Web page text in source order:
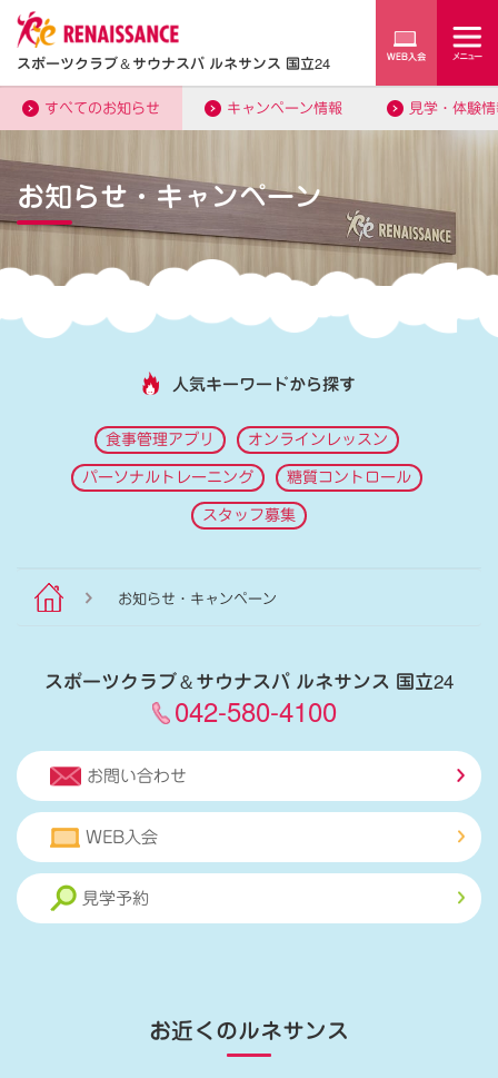
スポーツクラブ＆サウナスパ ルネサンス 国立24
すべてのお知らせ キャンペーン情報 見学・体験
お知らせ・キャンペーン
人気キーワードから探す
食事管理アプリ オンラインレッスン
パーソナルトレーニング 糖質コントロール
スタッフ募集
お知らせ・キャンペーン
スポーツクラブ＆サウナスパ ルネサンス 国立24
042-580-4100
お問い合わせ
WEB入会
見学予約
お近くのルネサンス